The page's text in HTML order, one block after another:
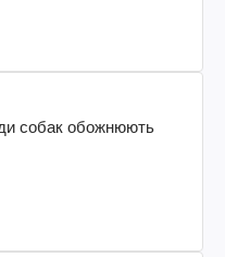
собак обожнюють